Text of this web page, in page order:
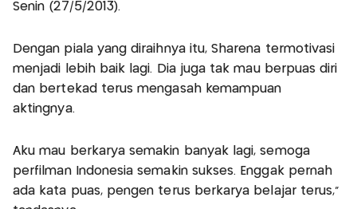
Senin (27/5/2013).
Dengan piala yang diraihnya itu, Sharena termotivasi
menjadi lebih baik lagi. Dia juga tak mau berpuas diri
dan bertekad terus mengasah kemampuan
aktingnya.
Aku mau berkarya semakin banyak lagi, semoga
perfilman Indonesia semakin sukses. Enggak pernah
ada kata puas, pengen terus berkarya belajar terus,"